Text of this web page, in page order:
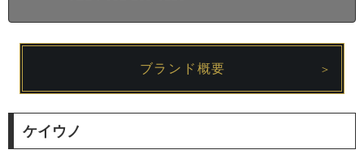
ブランド概要
ケイウノ